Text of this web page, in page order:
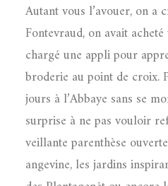
Autant vous l’avouer, on a
Fontevraud, on avait
chargé une appli pour
broderie au point de croix.
jours à l’Abbaye sans se
surprise à ne pas vouloir
veillante parenthèse
angevine, les jardins